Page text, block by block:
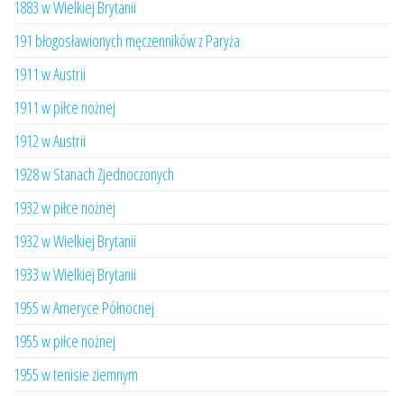
1883 w Wielkiej Brytanii
191 błogosławionych męczenników z Paryża
1911 w Austrii
1911 w piłce nożnej
1912 w Austrii
1928 w Stanach Zjednoczonych
1932 w piłce nożnej
1932 w Wielkiej Brytanii
1933 w Wielkiej Brytanii
1955 w Ameryce Północnej
1955 w piłce nożnej
1955 w tenisie ziemnym